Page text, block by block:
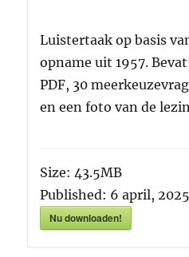
Luistertaak op basis
opname uit 1957.
PDF, 30
en een foto van de
Size: 43.5MB
Published: 6 april, 2025
Nu downloaden!